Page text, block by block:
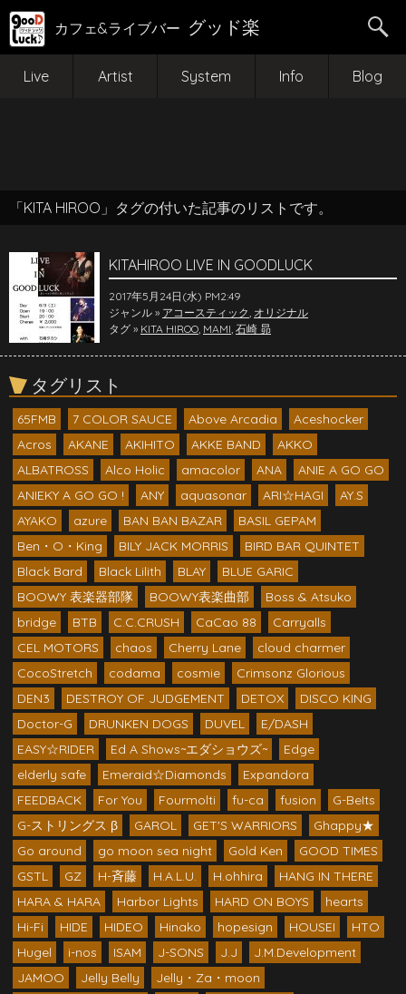
カフェ&ライブバー グッド楽
Live Artist System Info Blog
「KITA HIROO」タグの付いた記事のリストです。
KITAHIROO LIVE IN GOODLUCK
2017年5月24日(水) PM2:49
ジャンル » アコースティック, オリジナル
タグ » KITA HIROO, MAMI, 石崎 昴
タグリスト
65FMB 7 COLOR SAUCE Above Arcadia
Aceshocker
Acros
AKANE AKIHITO AKKE BAND
AKKO
ALBATROSS
Alco Holic amacolor ANA
ANIE A GO GO
ANIEKY A GO GO !
ANY aquasonar ARI☆HAGI
AY.S
AYAKO
azure BAN BAN BAZAR
BASIL GEPAM
Ben・O・King
BILY JACK MORRIS
BIRD BAR QUINTET
Black Bard
Black Lilith BLAY
BLUE GARIC
BOOWY 表楽器部隊
BOOWY表楽曲部
Boss & Atsuko
bridge
BTB C.C.CRUSH CaCao 88
Carryalls
CEL MOTORS
chaos Cherry Lane
cloud charmer
CocoStretch
codama cosmie
Crimsonz Glorious
DEN3
DESTROY OF JUDGEMENT DETOX
DISCO KING
Doctor-G
DRUNKEN DOGS DUVEL
E/DASH
EASY☆RIDER
Ed A Shows~エダショウズ~
Edge
elderly safe
Emeraid☆Diamonds
Expandora
FEEDBACK
For You Fourmolti fu-ca fusion
G-BeIts
G-ストリングス β
GAROL GET'S WARRIORS
Ghappy★
Go around
go moon sea night Gold Ken
GOOD TIMES
GSTL
GZ H-斉藤 H.A.L.U. H.ohhira
HANG IN THERE
HARA & HARA
Harbor Lights HARD ON BOYS
hearts
Hi-Fi
HIDE HIDEO Hinako hopesign HOUSEI
HTO
Hugel
i-nos ISAM J-SONS J.J
J.M.Development
JAMOO
Jelly Belly
Jelly・Za・moon